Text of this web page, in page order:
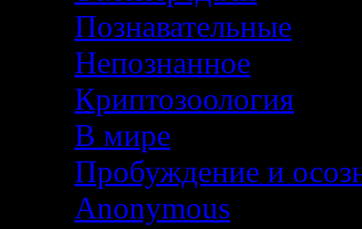
Познавательные
Непознанное
Криптозоология
В мире
Пробуждение и
Anonymous